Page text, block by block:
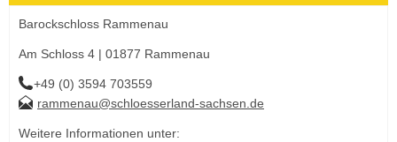
Barockschloss Rammenau
Am Schloss 4 | 01877 Rammenau
+49 (0) 3594 703559
rammenau@schloesserland-sachsen.de
Weitere Informationen unter: